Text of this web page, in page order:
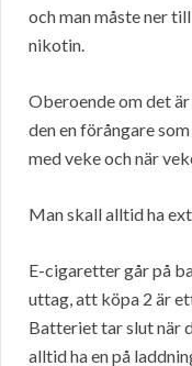
och man måste ner
nikotin.
Oberoende om det
den en förångare
med veke och när
Man skall alltid ha
E-cigaretter går på
uttag, att köpa 2 är
Batteriet tar slut när
alltid ha en på